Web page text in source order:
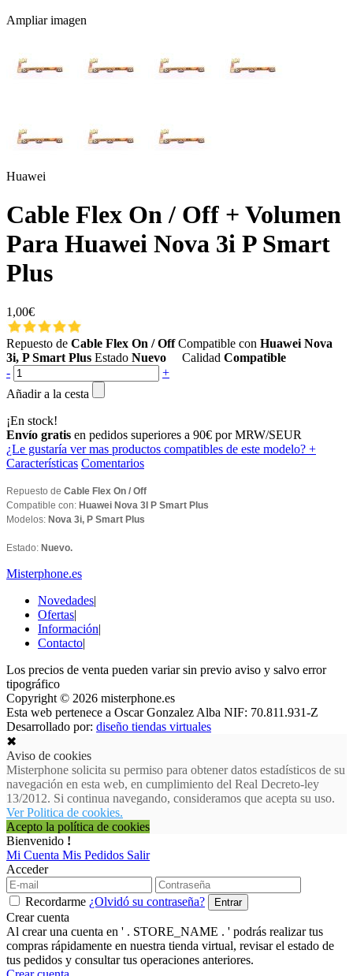
Ampliar imagen
Huawei
Cable Flex On / Off + Volumen
Para Huawei Nova 3i P Smart
Plus
1,00€
Repuesto de Cable Flex On / Off Compatible con Huawei Nova
3i, P Smart Plus Estado Nuevo Calidad Compatible
-
+
Añadir a la cesta
¡En stock!
Envío gratis en pedidos superiores a 90€ por MRW/SEUR
¿Le gustaría ver mas productos compatibles de este modelo? +
Características Comentarios
Repuesto de Cable Flex On / Off
Compatible con: Huawei Nova 3I P Smart Plus
Modelos: Nova 3i, P Smart Plus
Estado: Nuevo.
Misterphone.es
Novedades|
Ofertas|
Información|
Contacto|
Los precios de venta pueden variar sin previo aviso y salvo error
tipográfico
Copyright © 2026 misterphone.es
Esta web pertenece a Oscar Gonzalez Alba NIF: 70.811.931-Z
Desarrollado por: diseño tiendas virtuales
✖
Aviso de cookies
Misterphone solicita su permiso para obtener datos estadísticos de su
navegación en esta web, en cumplimiento del Real Decreto-ley
13/2012. Si continua navegando, consideramos que acepta su uso.
Ver Politica de cookies.
Acepto la política de cookies
Bienvenido !
Mi Cuenta Mis Pedidos Salir
Acceder
Recordarme ¿Olvidó su contraseña?
Crear cuenta
Al crear una cuenta en ' . STORE_NAME . ' podrás realizar tus
compras rápidamente en nuestra tienda virtual, revisar el estado de
tus pedidos y consultar tus operaciones anteriores.